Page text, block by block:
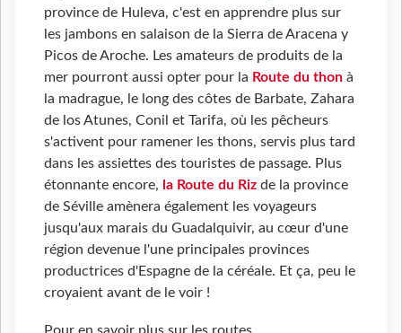
province de Huleva, c'est en apprendre plus sur
les jambons en salaison de la Sierra de Aracena y
Picos de Aroche. Les amateurs de produits de la
mer pourront aussi opter pour la Route du thon à
la madrague, le long des côtes de Barbate, Zahara
de los Atunes, Conil et Tarifa, où les pêcheurs
s'activent pour ramener les thons, servis plus tard
dans les assiettes des touristes de passage. Plus
étonnante encore, la Route du Riz de la province
de Séville amènera également les voyageurs
jusqu'aux marais du Guadalquivir, au cœur d'une
région devenue l'une principales provinces
productrices d'Espagne de la céréale. Et ça, peu le
croyaient avant de le voir !